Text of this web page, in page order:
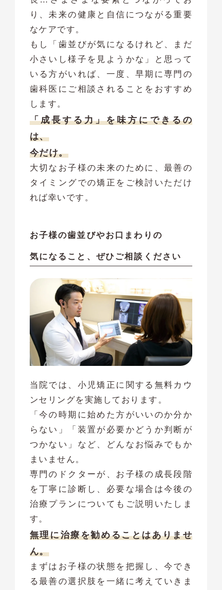
り、未来の健康と自信につながる重要
なケアです。
もし「歯並びが気になるけれど、まだ
小さいし様子を見ようかな」と思って
いる方がいれば、一度、早期に専門の
歯科医にご相談されることをおすすめ
します。
「成長する力」を味方にできるの
は、
今だけ。
大切なお子様の未来のために、最善の
タイミングでの矯正をご検討いただけ
れば幸いです。
お子様の歯並びやお口まわりの
気になること、ぜひご相談ください
当院では、小児矯正に関する無料カウ
ンセリングを実施しております。
「今の時期に始めた方がいいのか分か
らない」「装置が必要かどうか判断が
つかない」など、どんなお悩みでもか
まいません。
専門のドクターが、お子様の成長段階
を丁寧に診断し、必要な場合は今後の
治療プランについてもご説明いたしま
す。
無理に治療を勧めることはありませ
ん。
まずはお子様の状態を把握し、今でき
る最善の選択肢を一緒に考えていきま